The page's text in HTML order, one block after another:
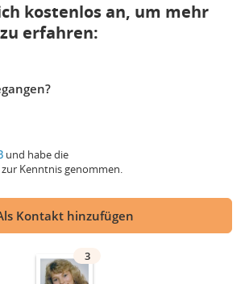
kostenlos an, um mehr
erfahren:
und habe die
zur Kenntnis genommen.
Kontakt hinzufügen
3